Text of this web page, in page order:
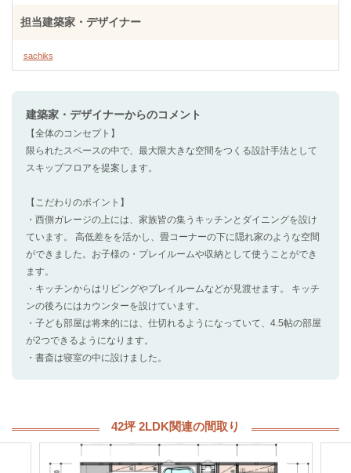
担当建築家・デザイナー
sachiks
建築家・デザイナーからのコメント
【全体のコンセプト】
限られたスペースの中で、最大限大きな空間をつくる設計手法として
スキップフロアを提案します。
【こだわりのポイント】
・西側ガレージの上には、家族皆の集うキッチンとダイニングを設け
ています。 高低差をを活かし、畳コーナーの下に隠れ家のような空間
ができました。お子様の・プレイルームや収納として使うことができ
ます。
・キッチンからはリビングやプレイルームなどが見渡せます。 キッチ
ンの後ろにはカウンターを設けています。
・子ども部屋は将来的には、仕切れるようになっていて、4.5帖の部屋
が2つできるようになります。
・書斎は寝室の中に設けました。
42坪 2LDK関連の間取り